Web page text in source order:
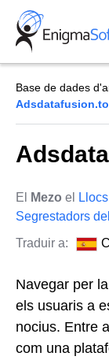
Skip
content
Base de dades
El Mezo el
Segrestadors
Traduir a:
Navegar per
els usuaris a
nocius. Entre
com una